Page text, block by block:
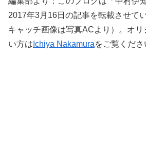
2017年3月16日の記事を転載させて
キャッチ画像は写真ACより）。オリ
い方は Ichiya Nakamuraをご覧くださ